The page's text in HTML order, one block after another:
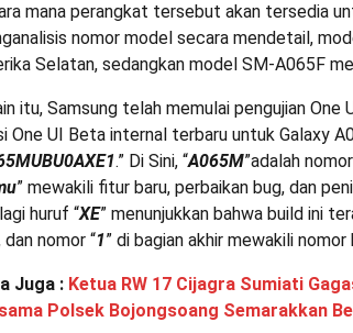
mana perangkat tersebut akan tersedia
nomor model secara mendetail,
Selatan, sedangkan model SM-A065F
itu, Samsung telah memulai pengujian One
One UI Beta internal terbaru untuk Galaxy
.” Di Sini, “A065M”adalah
” mewakili fitur baru, perbaikan bug, dan
huruf “XE” menunjukkan bahwa build ini
dan nomor “1” di bagian akhir mewakili nomor
Juga : Ketua RW 17 Cijagra Sumiati
Polsek Bojongsoang Semarakkan